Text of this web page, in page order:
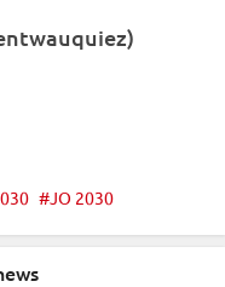
JO 2030